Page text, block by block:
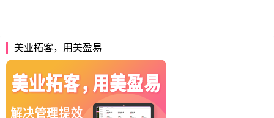
美业拓客，用美盈易